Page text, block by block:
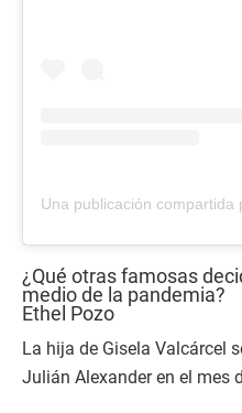
Una publicación compartida
¿Qué otras famosas
medio de la pandemia?
Ethel Pozo
La hija de Gisela Valcárcel
Julián Alexander en el mes